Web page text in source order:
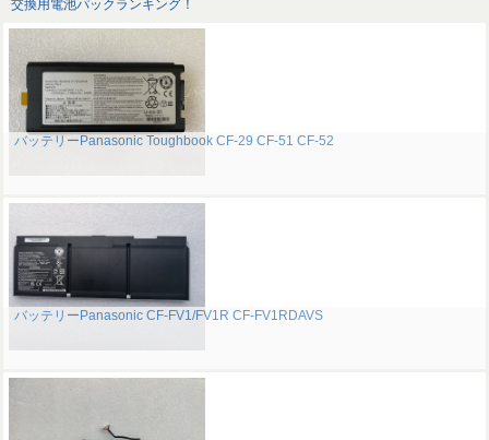
交換用電池パックランキング！
バッテリーPanasonic Toughbook CF-29 CF-51 CF-52
バッテリーPanasonic CF-FV1/FV1R CF-FV1RDAVS